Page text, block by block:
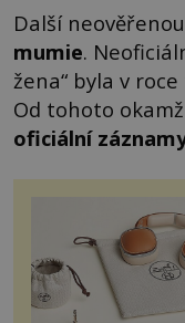
Další
mumie.
žena“ byla v roce
Od tohoto
oficiální